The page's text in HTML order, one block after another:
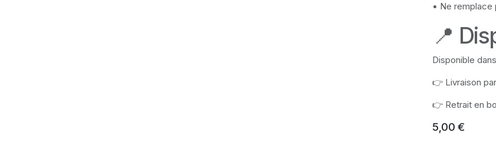
• Ne remplace
📍
Disponible
👉 Livraison
👉 Retrait en
5,00 €